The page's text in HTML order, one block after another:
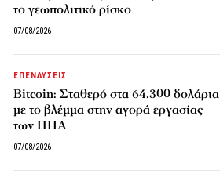
το γεωπολιτικό ρίσκο
07/08/2026
ΕΠΕΝΔΥΣΕΙΣ
Bitcoin: Σταθερό στα 64.300 δολάρια
με το βλέμμα στην αγορά εργασίας
των ΗΠΑ
07/08/2026